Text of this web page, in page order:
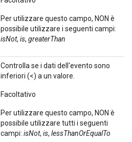
Per utilizzare questo campo, NON è
possibile utilizzare i seguenti campi:
isNot, is, greaterThan
Controlla se i dati dell'evento sono
inferiori (<) a un valore.
Facoltativo
Per utilizzare questo campo, NON è
possibile utilizzare tutti i seguenti
campi: isNot, is, lessThanOrEqualTo